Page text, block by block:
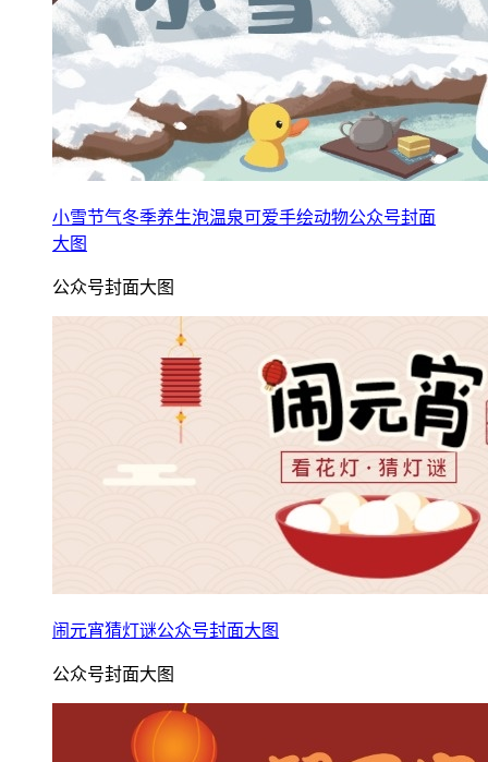
小雪节气冬季养生泡温泉可爱手绘动物公众号封面
大图
公众号封面大图
闹元宵猜灯谜公众号封面大图
公众号封面大图